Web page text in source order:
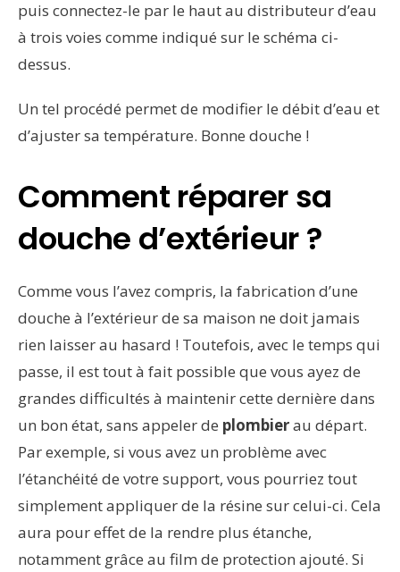
puis connectez-le par le haut au distributeur d’eau
à trois voies comme indiqué sur le schéma ci-
dessus.
Un tel procédé permet de modifier le débit d’eau et
d’ajuster sa température. Bonne douche !
Comment réparer sa
douche d’extérieur ?
Comme vous l’avez compris, la fabrication d’une
douche à l’extérieur de sa maison ne doit jamais
rien laisser au hasard ! Toutefois, avec le temps qui
passe, il est tout à fait possible que vous ayez de
grandes difficultés à maintenir cette dernière dans
un bon état, sans appeler de plombierau départ.
Par exemple, si vous avez un problème avec
l’étanchéité de votre support, vous pourriez tout
simplement appliquer de la résine sur celui-ci. Cela
aura pour effet de la rendre plus étanche,
notamment grâce au film de protection ajouté. Si